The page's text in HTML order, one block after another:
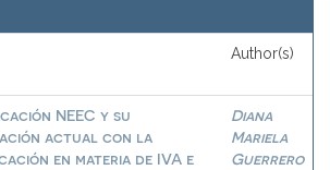
Author(s)
NEEC y su
actual con la
en materia de IVA e
Diana
Mariela
Guerrero